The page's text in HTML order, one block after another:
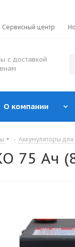
Сервисный центр
с доставкой
О компании
- Аккумуляторы для
75 Ач